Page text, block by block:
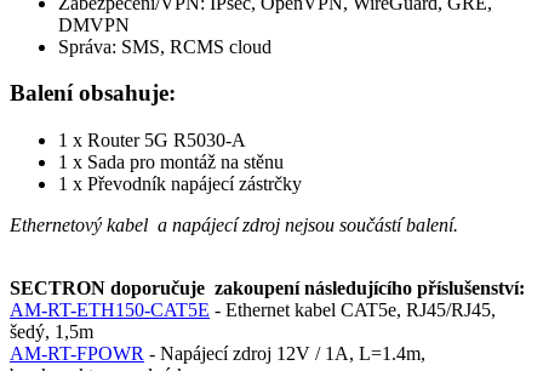
DMVPN
Správa: SMS, RCMS cloud
Balení obsahuje:
1 x Router5G R5030-A
1 x Sada pro montáž na stěnu
1 x Převodník napájecí zástrčky
Ethernetový kabel a napájecí zdroj nejsou součástí balení.
SECTRON doporučuje zakoupení následujícího příslušenství:
AM-RT-ETH150-CAT5E - Ethernet kabel CAT5e, RJ45/RJ45,
šedý, 1,5m
AM-RT-FPOWR - Napájecí zdroj 12V / 1A, L=1.4m,